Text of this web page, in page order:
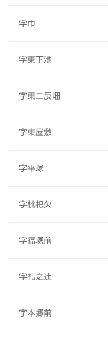
字巾
字東下池
字東二反畑
字東屋敷
字平塚
字枇杷欠
字福塚前
字札之辻
字本郷前